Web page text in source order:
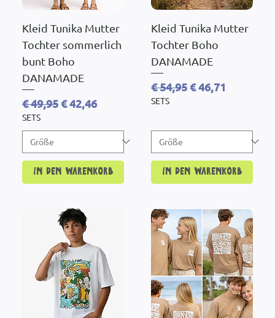
Kleid Tunika Mutter
Tochter sommerlich
bunt Boho
DANAMADE
Standardpreis
€ 49,95Sale-Preis
€ 42,46
SETS
In den Warenkorb
Kleid Tunika Mutter
Tochter Boho
DANAMADE
Standardpreis
€ 54,95Sale-Preis
€ 46,71
SETS
In den Warenkorb